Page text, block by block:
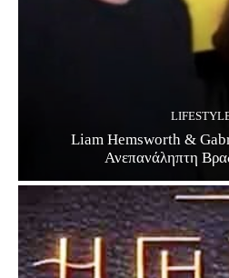
Liam Hemsworth &
Ανεπανάληπτη